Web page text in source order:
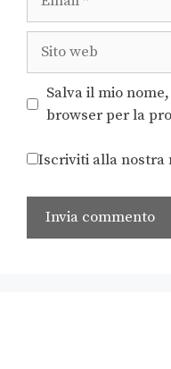
Salva il mio
browser per la
Iscriviti alla nostra